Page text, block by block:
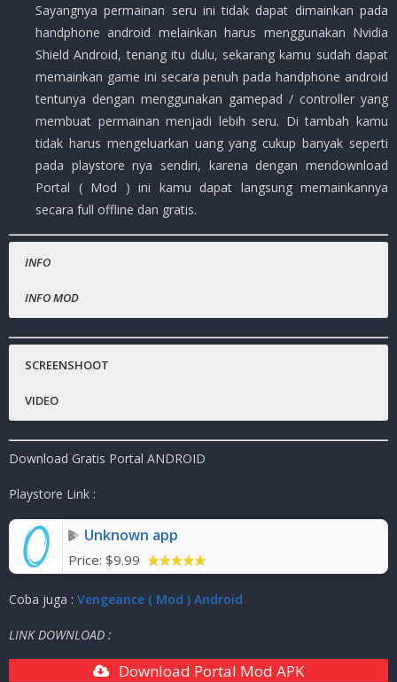
Sayangnya permainan seru ini tidak dapat dimainkan pada
handphone android melainkan harus menggunakan Nvidia
Shield Android, tenang itu dulu, sekarang kamu sudah dapat
memainkan game ini secara penuh pada handphone android
tentunya dengan menggunakan gamepad / controller yang
membuat permainan menjadi lebih seru. Di tambah kamu
tidak harus mengeluarkan uang yang cukup banyak seperti
pada playstore nya sendiri, karena dengan mendownload
Portal ( Mod ) ini kamu dapat langsung memainkannya
secara full offline dan gratis.
INFO
INFO MOD
Platfrom
Publisher:NVIDIA Lightspeed Studios
SCREENSHOOT
VIDEO
Download Gratis Portal ANDROID
Playstore Link :
Unknown app
Price: $9.99
Coba juga : Vengeance ( Mod ) Android
LINK DOWNLOAD :
Download Portal Mod APK